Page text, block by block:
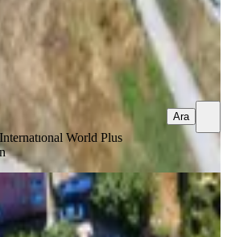
Gayrimenkul Cihan Duran
World Plus
Ara
Elmalı’da-doğa İle İç İçe-
Bahçe